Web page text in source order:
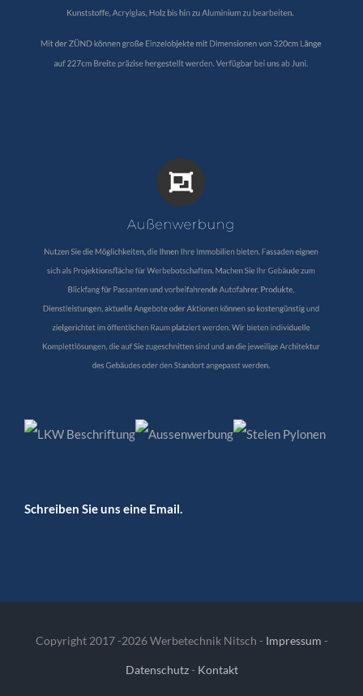
Schreiben Sie uns eine Email.
Copyright 2017 -2026 Werbetechnik Nitsch - Impressum -
Datenschutz- Kontakt